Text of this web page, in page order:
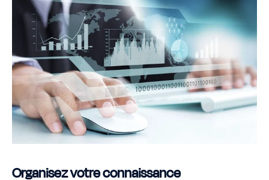
Organisez votre connaissance